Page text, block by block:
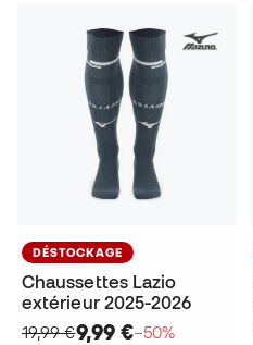
DÉSTOCKAGE
Chaussettes Lazio
extérieur 2025-2026
19,99 €9,99 €−50%